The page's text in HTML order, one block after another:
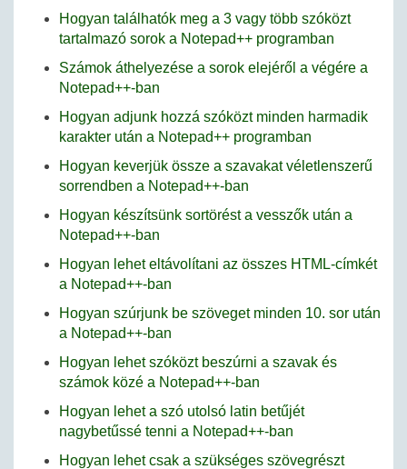
Hogyan találhatók meg a 3 vagy több szóközt
tartalmazó sorok a Notepad++ programban
Számok áthelyezése a sorok elejéről a végére a
Notepad++-ban
Hogyan adjunk hozzá szóközt minden harmadik
karakter után a Notepad++ programban
Hogyan keverjük össze a szavakat véletlenszerű
sorrendben a Notepad++-ban
Hogyan készítsünk sortörést a vesszők után a
Notepad++-ban
Hogyan lehet eltávolítani az összes HTML-címkét
a Notepad++-ban
Hogyan szúrjunk be szöveget minden 10. sor után
a Notepad++-ban
Hogyan lehet szóközt beszúrni a szavak és
számok közé a Notepad++-ban
Hogyan lehet a szó utolsó latin betűjét
nagybetűssé tenni a Notepad++-ban
Hogyan lehet csak a szükséges szövegrészt